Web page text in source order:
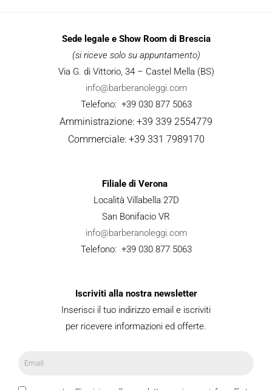
Sede legale e Show Room di Brescia
(si riceve solo su appuntamento)
Via G. di Vittorio, 34 – Castel Mella (BS)
info@barberanoleggi.com
Telefono: +39 030 877 5063
Amministrazione: +39 339 2554779
Commerciale: +39 331 7989170
Filiale di Verona
Località Villabella 27D
San Bonifacio VR
info@barberanoleggi.com
Telefono: +39 030 877 5063
Iscriviti alla nostra newsletter
Inserisci il tuo indirizzo email e iscriviti
per ricevere informazioni ed offerte.